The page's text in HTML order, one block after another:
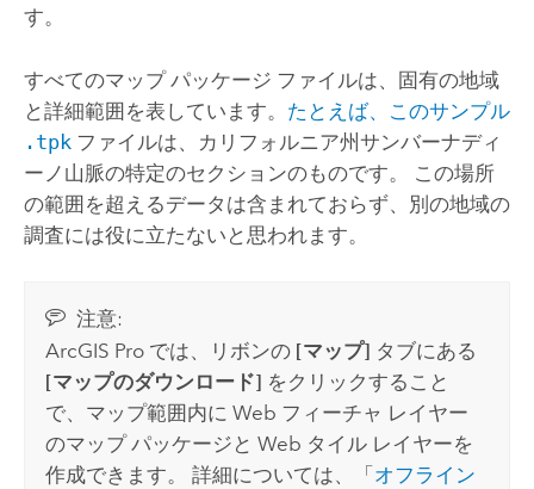
す。
すべてのマップ パッケージ ファイルは、固有の地域
と詳細範囲を表しています。 たとえば、このサンプル
.tpk ファイルは、カリフォルニア州サンバーナディ
ーノ山脈の特定のセクションのものです。 この場所
の範囲を超えるデータは含まれておらず、別の地域の
調査には役に立たないと思われます。
注意:
ArcGIS Pro では、リボンの [マップ] タブにある
[マップのダウンロード] をクリックすること
で、マップ範囲内に Web フィーチャ レイヤー
のマップ パッケージと Web タイル レイヤーを
作成できます。 詳細については、「 オフライン